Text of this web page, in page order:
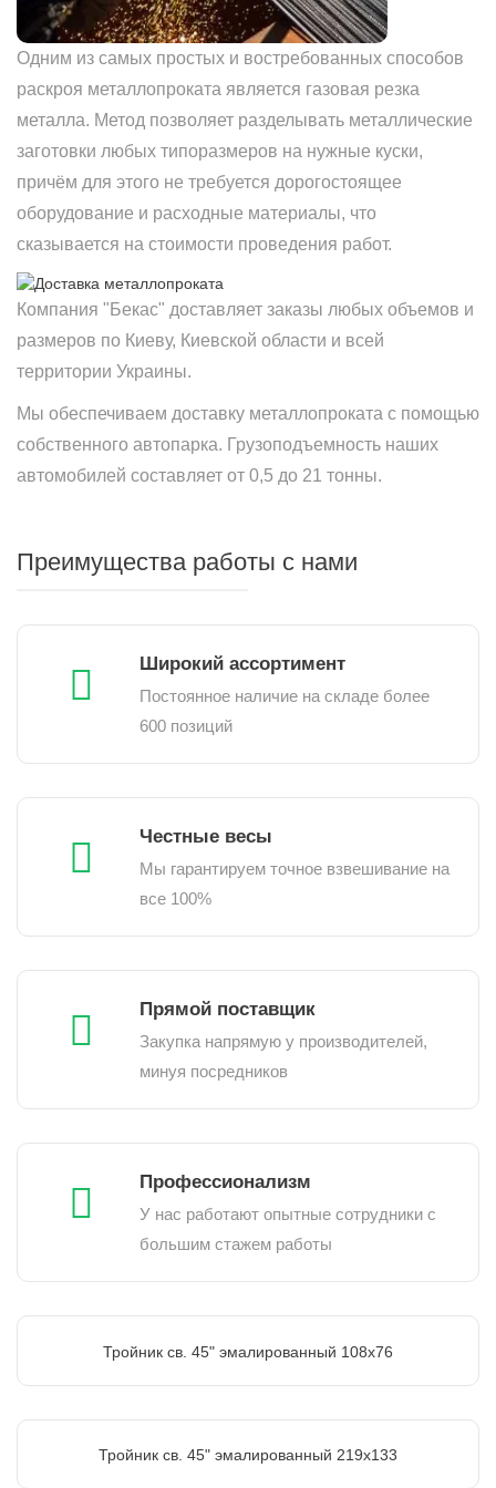
Одним из самых простых и востребованных способов
раскроя металлопроката является газовая резка
металла. Метод позволяет разделывать металлические
заготовки любых типоразмеров на нужные куски,
причём для этого не требуется дорогостоящее
оборудование и расходные материалы, что
сказывается на стоимости проведения работ.
Компания "Бекас" доставляет заказы любых объемов и
размеров по Киеву, Киевской области и всей
территории Украины.
Мы обеспечиваем доставку металлопроката с помощью
собственного автопарка. Грузоподъемность наших
автомобилей составляет от 0,5 до 21 тонны.
Преимущества работы с нами
Широкий ассортимент
Постоянное наличие на складе более
600 позиций
Честные весы
Мы гарантируем точное взвешивание на
все 100%
Прямой поставщик
Закупка напрямую у производителей,
минуя посредников
Профессионализм
У нас работают опытные сотрудники с
большим стажем работы
Тройник св. 45" эмалированный 108х76
Тройник св. 45" эмалированный 219х133